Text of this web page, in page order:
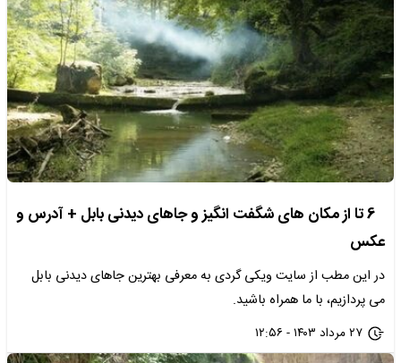
6 تا از مکان های شگفت انگیز و جاهای دیدنی بابل + آدرس و
عکس
در این مطب از سایت ویکی گردی به معرفی بهترین جاهای دیدنی بابل
می پردازیم، با ما همراه باشید.
۲۷ مرداد ۱۴۰۳ - ۱۲:۵۶